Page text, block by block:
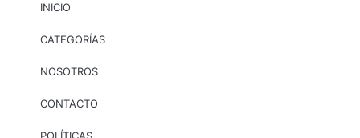
INICIO
CATEGORÍAS
NOSOTROS
CONTACTO